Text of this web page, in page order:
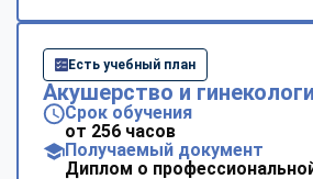
Есть учебный план
Акушерство и
Срок обучения
от 256 часов
Получаемый документ
Диплом о